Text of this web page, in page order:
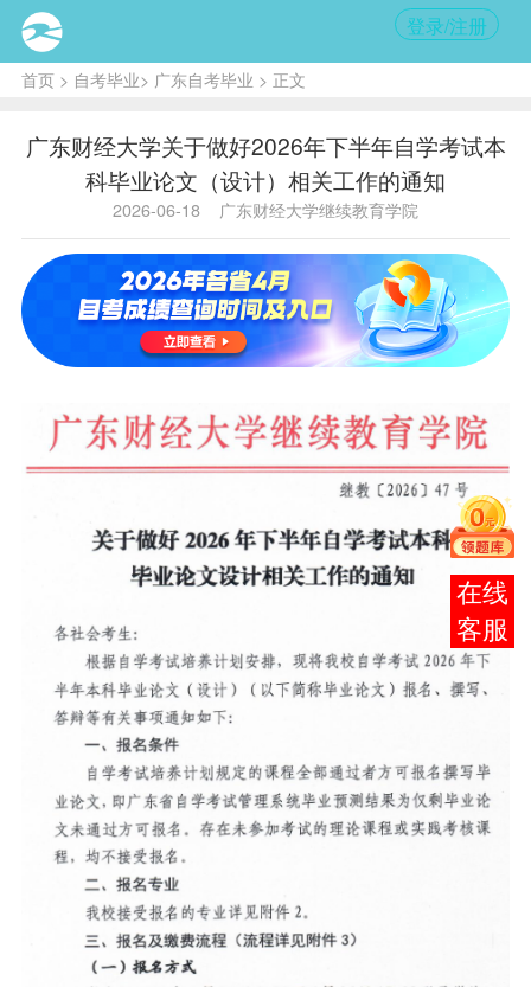
登录/注册
首页> 自考毕业> 广东自考毕业 > 正文
广东财经大学关于做好2026年下半年自学考试本
科毕业论文（设计）相关工作的通知
2026-06-18 广东财经大学继续教育学院
报考
咨询